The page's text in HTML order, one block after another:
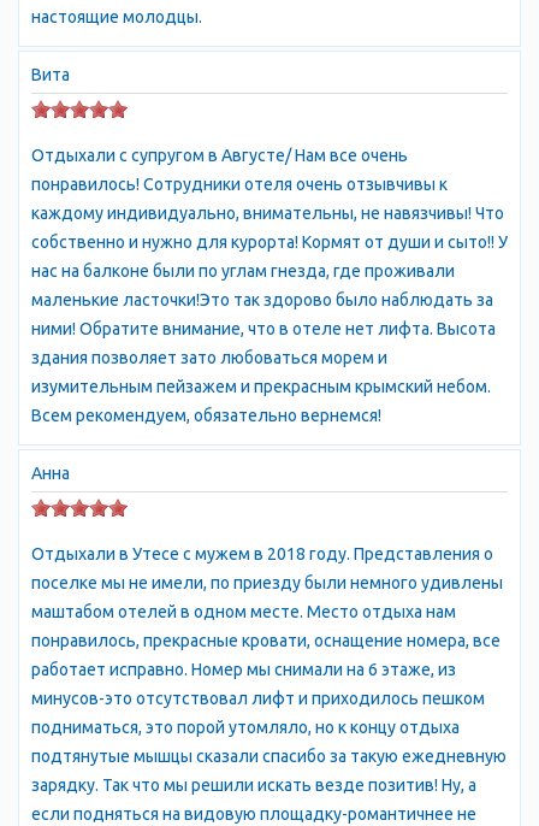
Отдых в Утесе - Курортный посёлок Утёс Парк санатория
считается памятником садово-парковой архитектуры XIX века
и состоит как бы из двух: собственно парка санатория Утёс и
Карасанского парка. Парк санатория Утес (прежде, как и вся
прилегавшая к нему местность, назывался Кучук-Ламбатом.)
К Вашим услугам огромная площадь ландшафтного парка в 20
гектаров, где собрано более 200 видов и разновидностей
растений Средиземноморья, Японии, Южной Америки. Здесь
растет благородный лавр и ливанский кедр, платан, кипарис,
лавровишня, можжевельник, тис ягодный, миндаль, гранат,
маслиновые деревья, земляничник, секвойя и в любое время
остатки естественного леса, который сохранился по сей день
на склонах скалистого мыса Плака. Центром парка считается
административный корпус санатория Утес, с ярко-оранжевой
крышей. Здание построено в 1907 году по проекту
архитектора П.Н. Краснова, тогда это было имение князей
Гагариных. Трехэтажное здание с островерхой крышей,
узкими окнами и башенками по углам действительно
напоминает настоящий замок. От замка можно спуститься в
парк, а можно подняться на мыс Плака. Рекомендуем сначала
подняться на мыс. Когда выйдете на оконечность мыса - Вам
откроются удивительные по красоте пейзажи. Слева - все
восточное побережье Крыма, от горы Кастель до мыса
настоящие молодцы.
Вита
Отдыхали с супругом в Августе/ Нам все очень
понравилось! Сотрудники отеля очень отзывчивы к
каждому индивидуально, внимательны, не навязчивы! Что
собственно и нужно для курорта! Кормят от души и сыто!! У
нас на балконе были по углам гнезда, где проживали
маленькие ласточки!Это так здорово было наблюдать за
ними! Обратите внимание, что в отеле нет лифта. Высота
здания позволяет зато любоваться морем и
изумительным пейзажем и прекрасным крымский небом.
Всем рекомендуем, обязательно вернемся!
Анна
Отдыхали в Утесе с мужем в 2018 году. Представления о
поселке мы не имели, по приезду были немного удивлены
маштабом отелей в одном месте. Место отдыха нам
понравилось, прекрасные кровати, оснащение номера, все
работает исправно. Номер мы снимали на 6 этаже, из
минусов-это отсутствовал лифт и приходилось пешком
подниматься, это порой утомляло, но к концу отдыха
подтянутые мышцы сказали спасибо за такую ежедневную
зарядку. Так что мы решили искать везде позитив! Ну, а
если подняться на видовую площадку-романтичнее не